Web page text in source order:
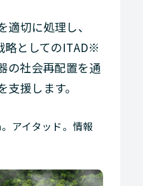
適切に処理し、
略としてのITAD※
の社会再配置を通
援します。
アイタッド。情報